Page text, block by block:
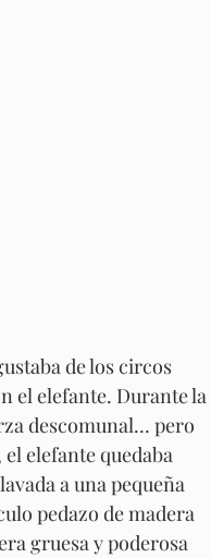
de los circos
el elefante. Durante la
descomunal… pero
elefante quedaba
a una pequeña
pedazo de madera
gruesa y poderosa